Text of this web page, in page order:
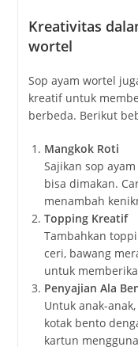
Kreativitas
wortel
Sop ayam wortel
kreatif untuk
berbeda. Berikut
Mangkok Roti
Sajikan sop
bisa dimakan.
menambah
Topping Kreatif
Tambahkan
ceri, bawang
untuk
Penyajian Ala
Untuk anak-
kotak bento
kartun